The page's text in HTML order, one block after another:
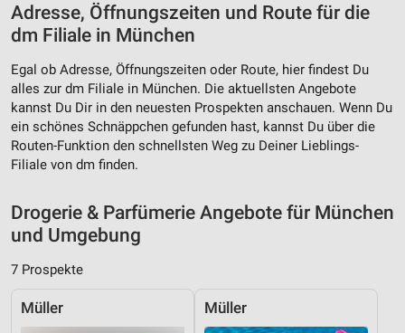
Adresse, Öffnungszeiten und Route für die
dm Filiale in München
Egal ob Adresse, Öffnungszeiten oder Route, hier findest Du
alles zur dm Filiale in München. Die aktuellsten Angebote
kannst Du Dir in den neuesten Prospekten anschauen. Wenn Du
ein schönes Schnäppchen gefunden hast, kannst Du über die
Routen-Funktion den schnellsten Weg zu Deiner Lieblings-
Filiale von dm finden.
Drogerie & Parfümerie Angebote für München
und Umgebung
7 Prospekte
Müller Müller
Speichern von oder Zugriff auf Informationen
auf einem Endgerät
Verwendung reduzierter Daten zur Auswahl von
Werbeanzeigen
Erstellung von Profilen für personalisierte
Werbung
Erstellung von Profilen zur Personalisierung
von Inhalten
personalisierter Inhalte